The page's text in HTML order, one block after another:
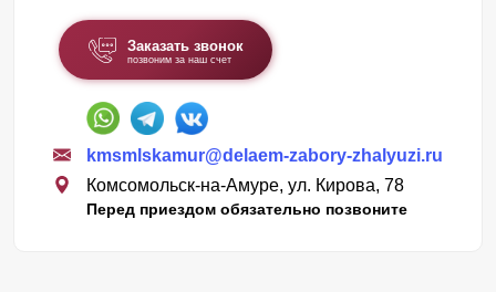
Заказать звонок
позвоним за наш счет
kmsmlskamur@delaem-zabory-zhalyuzi.ru
Комсомольск-на-Амуре, ул. Кирова, 78
Перед приездом обязательно позвоните